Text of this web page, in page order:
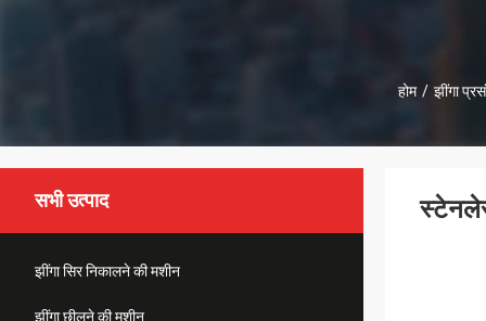
होम / झींगा
सभी उत्पाद
झींगा सिर निकालने की मशीन
झींगा छीलने की मशीन